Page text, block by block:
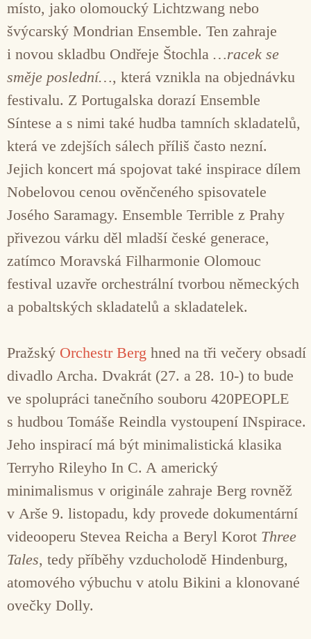
místo, jako olomoucký Lichtzwang nebo
švýcarský Mondrian Ensemble. Ten zahraje
i novou skladbu Ondřeje Štochla …racek se
směje poslední…, která vznikla na objednávku
festivalu. Z Portugalska dorazí Ensemble
Síntese a s nimi také hudba tamních skladatelů,
která ve zdejších sálech příliš často nezní.
Jejich koncert má spojovat také inspirace dílem
Nobelovou cenou ověnčeného spisovatele
Josého Saramagy. Ensemble Terrible z Prahy
přivezou várku děl mladší české generace,
zatímco Moravská Filharmonie Olomouc
festival uzavře orchestrální tvorbou německých
a pobaltských skladatelů a skladatelek.
Pražský Orchestr Berg hned na tři večery obsadí
divadlo Archa. Dvakrát (27. a 28. 10-) to bude
ve spolupráci tanečního souboru 420PEOPLE
s hudbou Tomáše Reindla vystoupení INspirace.
Jeho inspirací má být minimalistická klasika
Terryho Rileyho In C. A americký
minimalismus v originále zahraje Berg rovněž
v Arše 9. listopadu, kdy provede dokumentární
videooperu Stevea Reicha a Beryl Korot Three
Tales, tedy příběhy vzducholodě Hindenburg,
atomového výbuchu v atolu Bikini a klonované
ovečky Dolly.